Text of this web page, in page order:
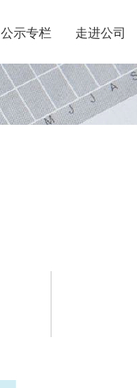
公示专栏 走进公司